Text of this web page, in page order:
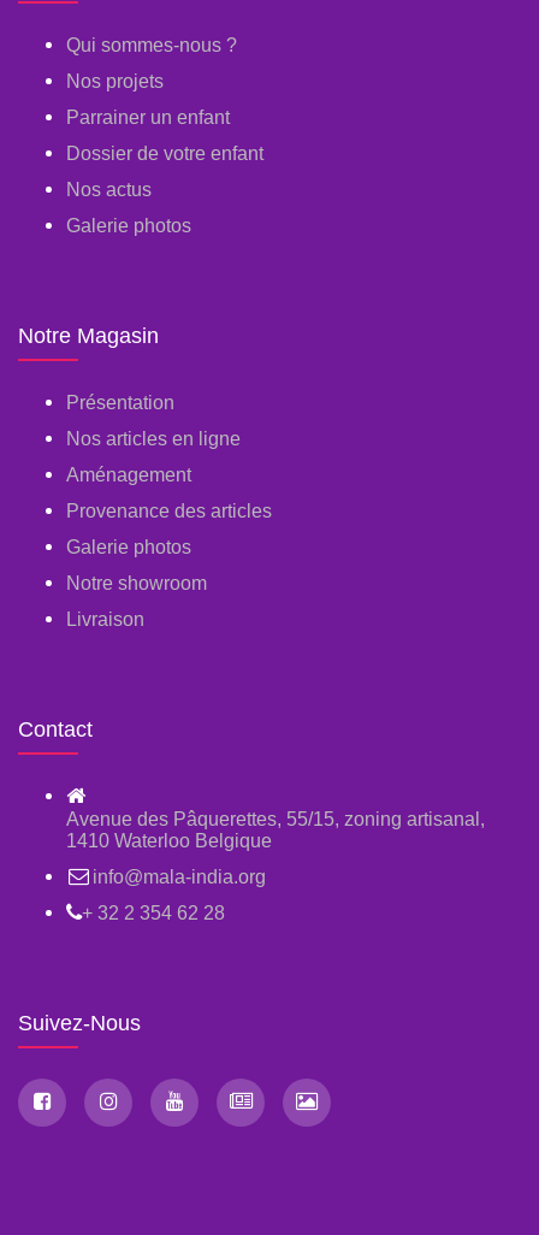
Qui sommes-nous ?
Nos projets
Parrainer un enfant
Dossier de votre enfant
Nos actus
Galerie photos
Notre Magasin
Présentation
Nos articles en ligne
Aménagement
Provenance des articles
Galerie photos
Notre showroom
Livraison
Contact
Avenue des Pâquerettes, 55/15, zoning artisanal,
1410 Waterloo Belgique
info@mala-india.org
+ 32 2 354 62 28
Suivez-Nous